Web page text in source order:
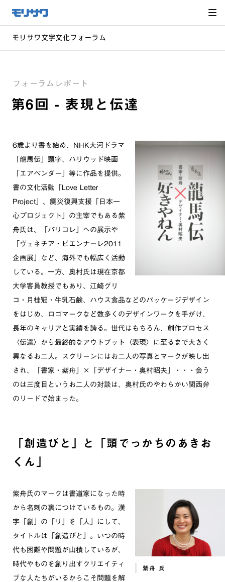
メ
ニュー
飛ばし
へ移動
モリサワ文字文化フォーラム
フォーラムレポート
第6回 - 表現と伝達
6歳より書を始め、NHK大河ドラマ
「龍馬伝」題字、ハリウッド映画
「エアベンダー」等に作品を提供。
書の文化活動「Love Letter
Project」、震災復興支援「日本一
心プロジェクト」の主宰でもある紫
舟氏は、「パリコレ」への展示や
「ヴェネチア・ビエンナーレ2011
企画展」など、海外でも幅広く活動
している。一方、奥村氏は現在京都
大学客員教授でもあり、江崎グリ
コ・月桂冠・牛乳石鹸、ハウス食品などのパッケージデザイン
をはじめ、ロゴマークなど数多くのデザインワークを手がけ、
長年のキャリアと実績を誇る。世代はもちろん、創作プロセス
〈伝達〉から最終的なアウトプット〈表現〉に至るまで大きく
異なるお二人。スクリーンにはお二人の写真とマークが映し出
され、「書家・紫舟」×「デザイナー・奥村昭夫」・・・会う
のは三度目というお二人の対談は、奥村氏のやわらかい関西弁
のリードで始まった。
「創造びと」と「頭でっかちのあきお
くん」
紫舟 氏
紫舟氏のマークは書道家になった時
から名刺の裏につけているもの。漢
字「創」の「リ」を「人」にして、
タイトルは「創造びと」。いつの時
代も困難や問題が山積しているが、
時代やものを創り出すクリエイティ
ブな人たちがいるからこそ問題を解